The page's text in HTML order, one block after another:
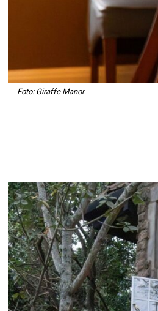
Foto: Giraffe Manor